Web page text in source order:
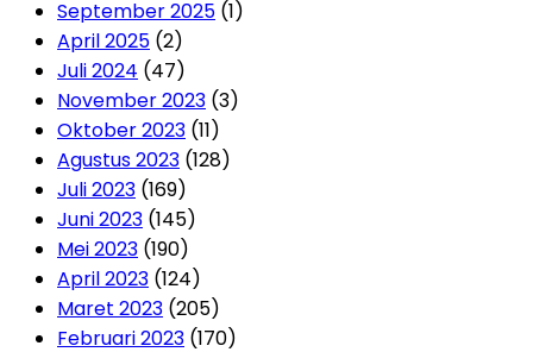
September 2025 (1)
April 2025 (2)
Juli 2024 (47)
November 2023 (3)
Oktober 2023 (11)
Agustus 2023 (128)
Juli 2023 (169)
Juni 2023 (145)
Mei 2023 (190)
April 2023 (124)
Maret 2023 (205)
Februari 2023 (170)